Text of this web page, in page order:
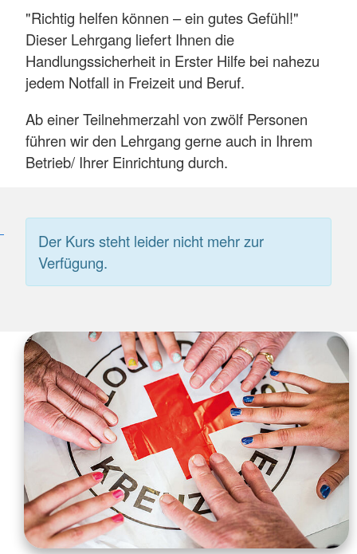
"Richtig helfen können – ein gutes Gefühl!"
Dieser Lehrgang liefert Ihnen die
Handlungssicherheit in Erster Hilfe bei nahezu
jedem Notfall in Freizeit und Beruf.
Ab einer Teilnehmerzahl von zwölf Personen
führen wir den Lehrgang gerne auch in Ihrem
Betrieb/ Ihrer Einrichtung durch.
Der Kurs steht leider nicht mehr zur
Verfügung.